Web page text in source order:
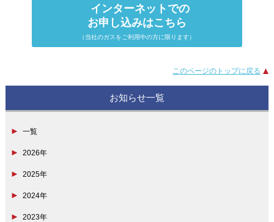
インターネットでの
お申し込みはこちら
（当社のガスをご利用中の方に限ります）
このページのトップに戻る
お知らせ一覧
一覧
2026年
2025年
2024年
2023年